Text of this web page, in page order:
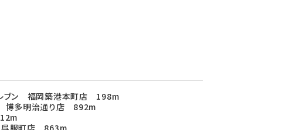
レブン 福岡築港本町店 198m
博多明治通り店 892m
呉服町店 863m